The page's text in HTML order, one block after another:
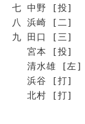
七 中野 [投]
八 浜崎 [二]
九 田口 [三]
宮本 [投]
清水雄 [左]
浜谷 [打]
北村 [打]